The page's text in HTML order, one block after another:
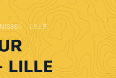
LILLE
– LILLE